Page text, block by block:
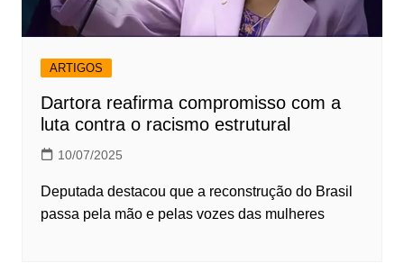
ARTIGOS
Dartora reafirma compromisso com a
luta contra o racismo estrutural
10/07/2025
Deputada destacou que a reconstrução do Brasil
passa pela mão e pelas vozes das mulheres